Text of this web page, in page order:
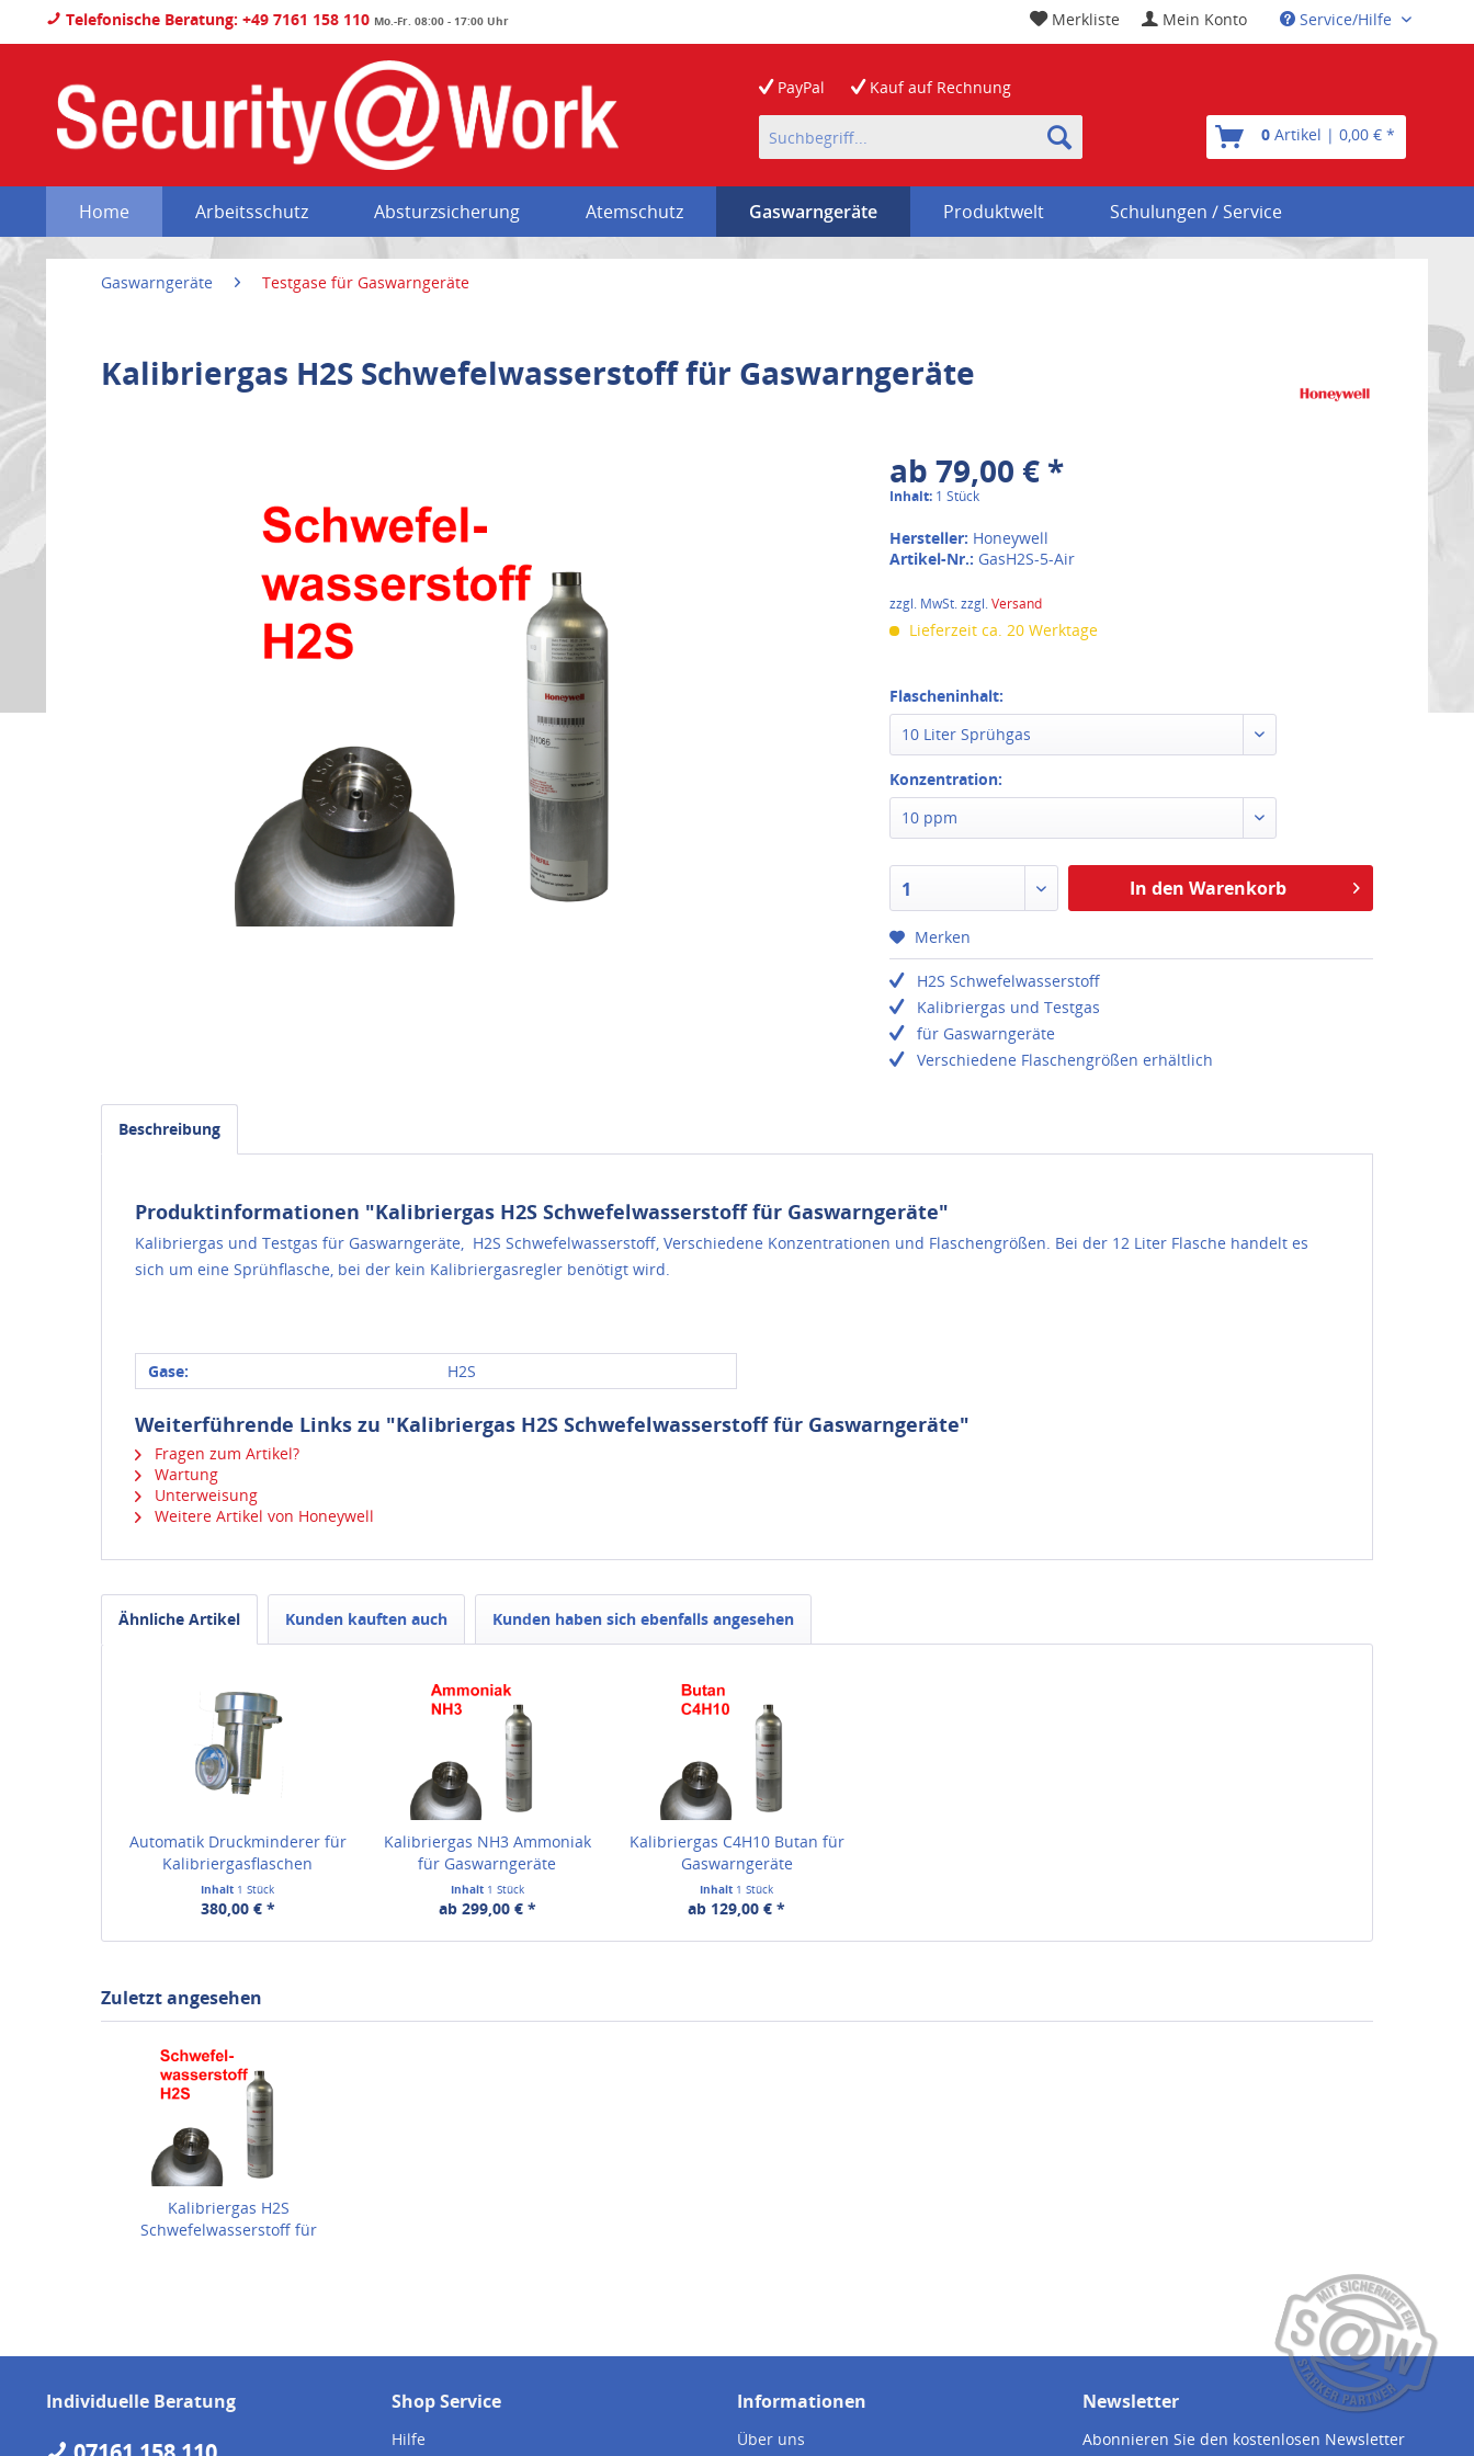
Telefonische Beratung: +49 7161 158 110 Mo.-Fr. 08:00 - 17:00 Uhr Service/Hilfe
Mein Konto
Merkliste
PayPal Kauf auf Rechnung
0 Artikel | 0,00 € *
Home Arbeitsschutz Absturzsicherung Atemschutz Gaswarngeräte Produktwelt Schulungen / Service
Gaswarngeräte Testgase für Gaswarngeräte
Kalibriergas H2S Schwefelwasserstoff für Gaswarngeräte
ab 79,00 € *
Inhalt: 1 Stück
Hersteller: Honeywell
Artikel-Nr.: GasH2S-5-Air
zzgl. MwSt. zzgl.Versand
Lieferzeit ca. 20 Werktage
Flascheninhalt:
10 Liter Sprühgas
Konzentration:
10 ppm
1 In den Warenkorb
Merken
H2S Schwefelwasserstoff
Kalibriergas und Testgas
für Gaswarngeräte
Verschiedene Flaschengrößen erhältlich
Beschreibung
Produktinformationen "Kalibriergas H2S Schwefelwasserstoff für Gaswarngeräte"
Kalibriergas und Testgas für Gaswarngeräte, H2S Schwefelwasserstoff, Verschiedene Konzentrationen und Flaschengrößen. Bei der 12 Liter Flasche handelt es
sich um eine Sprühflasche, bei der kein Kalibriergasregler benötigt wird.
Gase: H2S
Weiterführende Links zu "Kalibriergas H2S Schwefelwasserstoff für Gaswarngeräte"
Fragen zum Artikel?
Wartung
Unterweisung
Weitere Artikel von Honeywell
Ähnliche Artikel Kunden kauften auch Kunden haben sich ebenfalls angesehen
Automatik Druckminderer für
Kalibriergasflaschen
Inhalt 1 Stück
380,00 € *
Kalibriergas NH3 Ammoniak
für Gaswarngeräte
Inhalt 1 Stück
ab 299,00 € *
Kalibriergas C4H10 Butan für
Gaswarngeräte
Inhalt 1 Stück
ab 129,00 € *
Zuletzt angesehen
Kalibriergas H2S
Schwefelwasserstoff für
Individuelle Beratung Shop Service
Hilfe
Informationen
Über uns
Newsletter
Abonnieren Sie den kostenlosen Newsletter